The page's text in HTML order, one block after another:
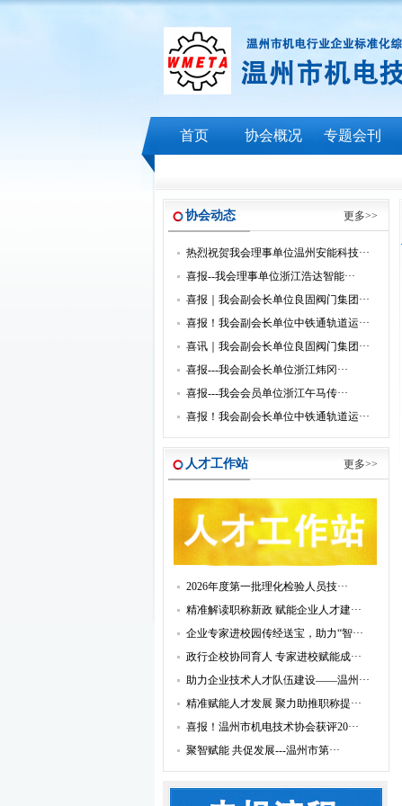
首页 协会概况 专题会刊
协会动态 更多>>
热烈祝贺我会理事单位温州安能科技···
喜报--我会理事单位浙江浩达智能···
喜报｜我会副会长单位良固阀门集团···
喜报！我会副会长单位中铁通轨道运···
喜讯｜我会副会长单位良固阀门集团···
喜报---我会副会长单位浙江炜冈···
喜报---我会会员单位浙江午马传···
喜报！我会副会长单位中铁通轨道运···
人才工作站 更多>>
2026年度第一批理化检验人员技···
精准解读职称新政 赋能企业人才建···
企业专家进校园传经送宝，助力“智···
政行企校协同育人 专家进校赋能成···
助力企业技术人才队伍建设——温州···
精准赋能人才发展 聚力助推职称提···
喜报！温州市机电技术协会获评20···
聚智赋能 共促发展---温州市第···